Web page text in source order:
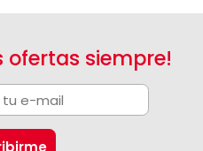
ofertas siempre!